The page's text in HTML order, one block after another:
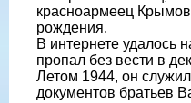
красноармеец
рождения.
В интернете удалось
пропал без вести в
Летом 1944, он
документов братьев